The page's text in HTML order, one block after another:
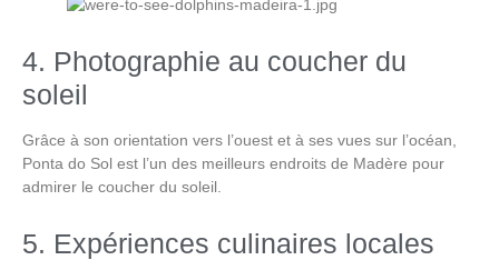
4. Photographie au coucher du
soleil
Grâce à son orientation vers l’ouest et à ses vues sur l’océan,
Ponta do Sol est l’un des meilleurs endroits de Madère pour
admirer le coucher du soleil.
5. Expériences culinaires locales